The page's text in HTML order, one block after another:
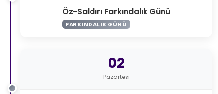
Öz-Saldırı Farkındalık Günü
FARKINDALIK GÜNÜ
02
Pazartesi